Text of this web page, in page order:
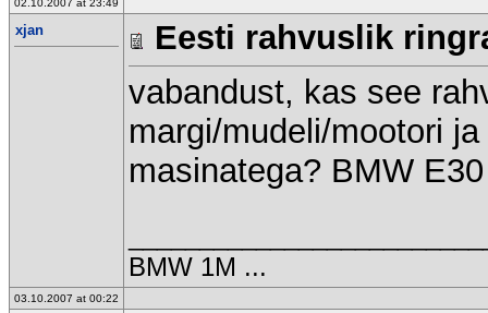
02.10.2007 at 23:49
xjan
Eesti rahvuslik
vabandust, kas see
margi/mudeli/mootori
masinatega? BMW
BMW 1M ...
03.10.2007 at 00:22